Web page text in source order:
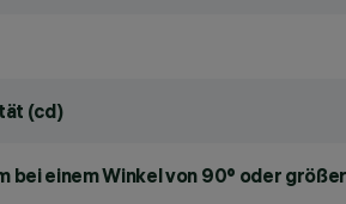
(cd)
bei einem Winkel von 90° oder